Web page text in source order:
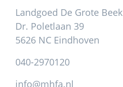
Landgoed De Grote Beek
Dr. Poletlaan 39
5626 NC Eindhoven
040-2970120
info@mhfa.nl